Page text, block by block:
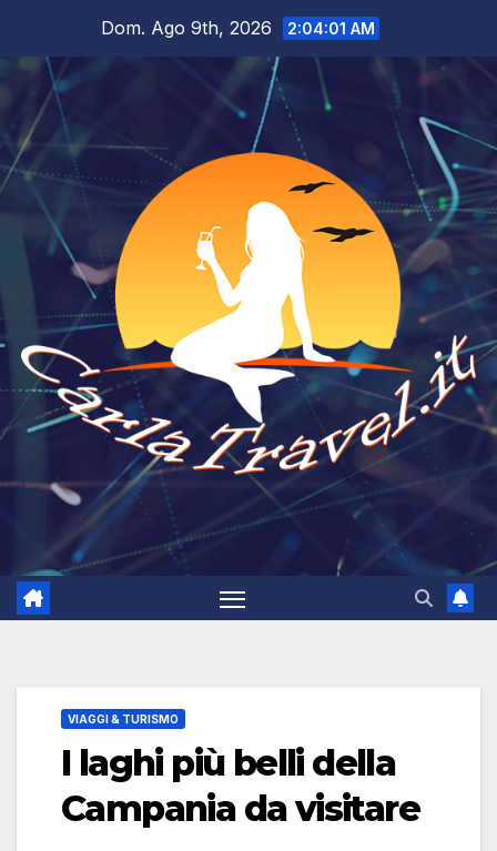
contenuto
Dom. Ago 9th, 2026 2:04:03 AM
VIAGGI & TURISMO
I laghi più belli della
Campania da visitare